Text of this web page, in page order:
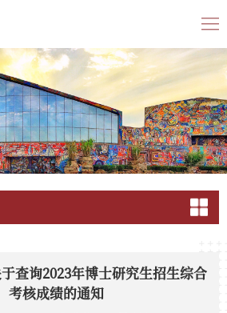
查询2023年博士研究生招生综合
考核成绩的通知